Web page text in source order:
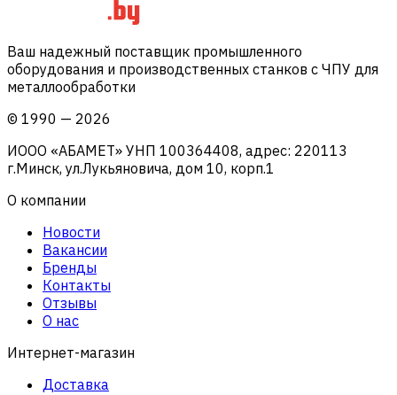
Ваш надежный поставщик промышленного
оборудования и производственных станков с ЧПУ для
металлообработки
© 1990 — 2026
ИООО «АБАМЕТ» УНП 100364408, адрес: 220113
г.Минск, ул.Лукьяновича, дом 10, корп.1
О компании
Новости
Вакансии
Бренды
Контакты
Отзывы
О нас
Интернет-магазин
Доставка